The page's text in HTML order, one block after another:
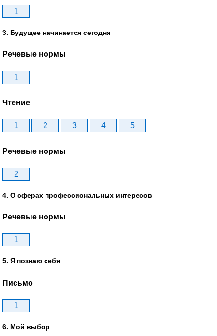
1
3. Будущее начинается сегодня
Речевые нормы
1
Чтение
1 2 3 4 5
Речевые нормы
2
4. О сферах профессиональных интересов
Речевые нормы
1
5. Я познаю себя
Письмо
1
6. Мой выбор